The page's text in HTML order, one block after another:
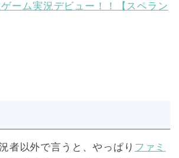
ーム実況デビュー！！【スペラン
者以外で言うと、やっぱり ファミ